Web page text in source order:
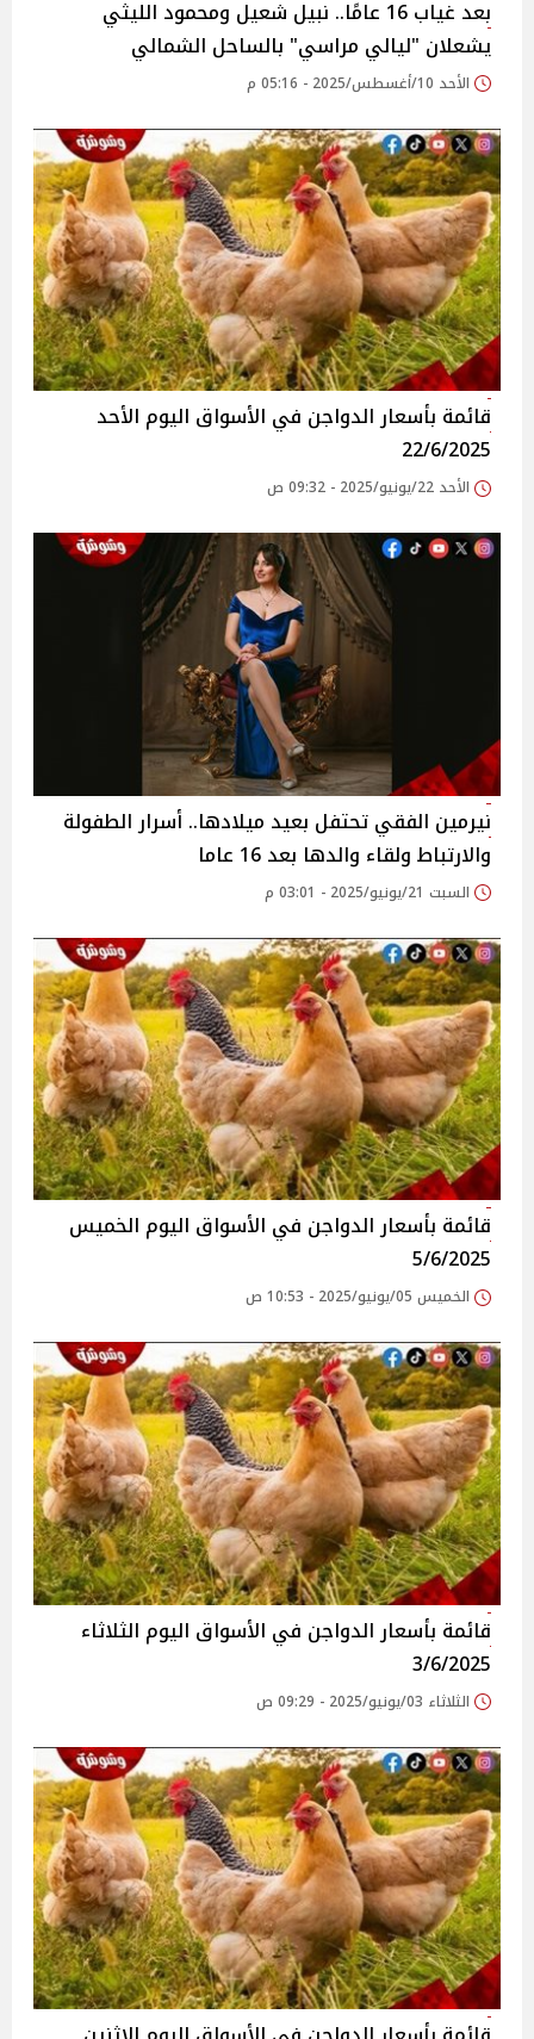
بعد غياب 16 عامًا.. نبيل شعيل ومحمود الليثي
يشعلان "ليالي مراسي" بالساحل الشمالي‎
الأحد 10/أغسطس/2025 - 05:16 م
قائمة بأسعار الدواجن في الأسواق‎‎ اليوم الأحد
22/6/2025
الأحد 22/يونيو/2025 - 09:32 ص
نيرمين الفقي تحتفل بعيد ميلادها.. أسرار الطفولة
والارتباط ولقاء والدها بعد 16 عاما
السبت 21/يونيو/2025 - 03:01 م
قائمة بأسعار الدواجن في الأسواق‎‎ اليوم الخميس
5/6/2025
الخميس 05/يونيو/2025 - 10:53 ص
قائمة بأسعار الدواجن في الأسواق‎‎ اليوم الثلاثاء
3/6/2025
الثلاثاء 03/يونيو/2025 - 09:29 ص